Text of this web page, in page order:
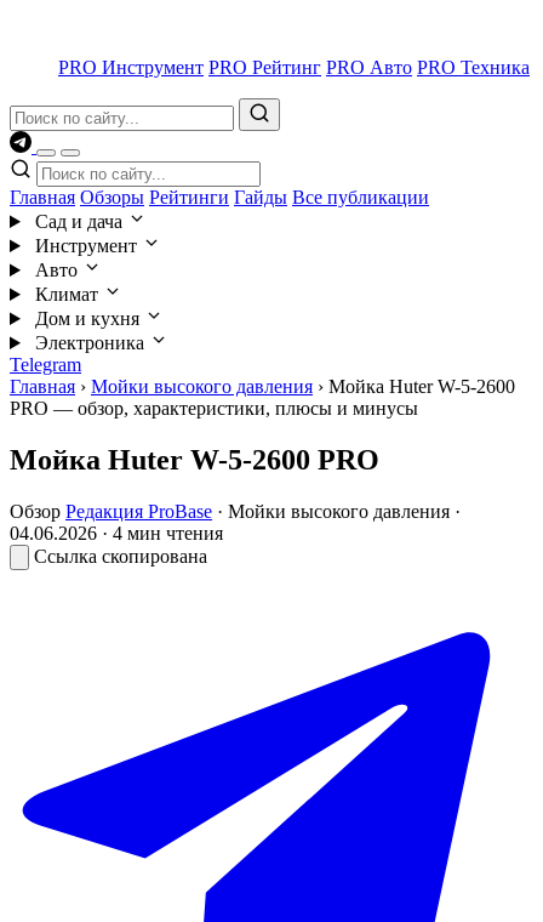
PRO Инструмент PRO Рейтинг PRO Авто PRO Техника
Главная Обзоры Рейтинги Гайды Все публикации
Сад и дача
Инструмент
Авто
Климат
Дом и кухня
Электроника
Telegram
Главная › Мойки высокого давления › Мойка Huter W-5-2600
PRO — обзор, характеристики, плюсы и минусы
Мойка Huter W-5-2600 PRO
Обзор Редакция ProBase · Мойки высокого давления ·
04.06.2026 · 4 мин чтения
Ссылка скопирована